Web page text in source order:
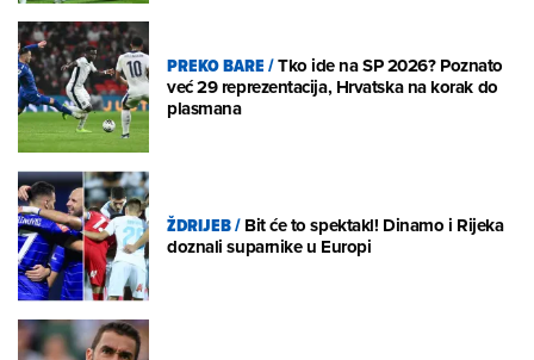
PREKO BARE/Tko ide na SP 2026? Poznato
već 29 reprezentacija, Hrvatska na korak do
plasmana
ŽDRIJEB/Bit će to spektakl! Dinamo i Rijeka
doznali suparnike u Europi